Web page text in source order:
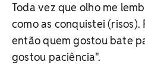
Toda vez que olho me
como as conquistei (risos).
então quem gostou bate
gostou paciência".